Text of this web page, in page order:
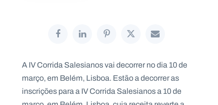
A IV Corrida Salesianos vai decorrer no dia 10 de
março, em Belém, Lisboa. Estão a decorrer as
inscrições para a IV Corrida Salesianos a 10 de
A
N
A
C
I
O